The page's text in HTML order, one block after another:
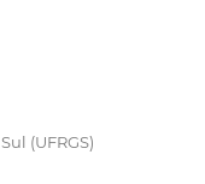
(UFRGS)